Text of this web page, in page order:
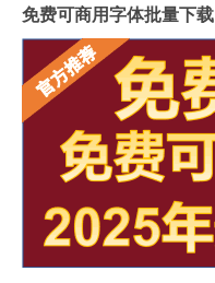
免费可商用字体批量下载